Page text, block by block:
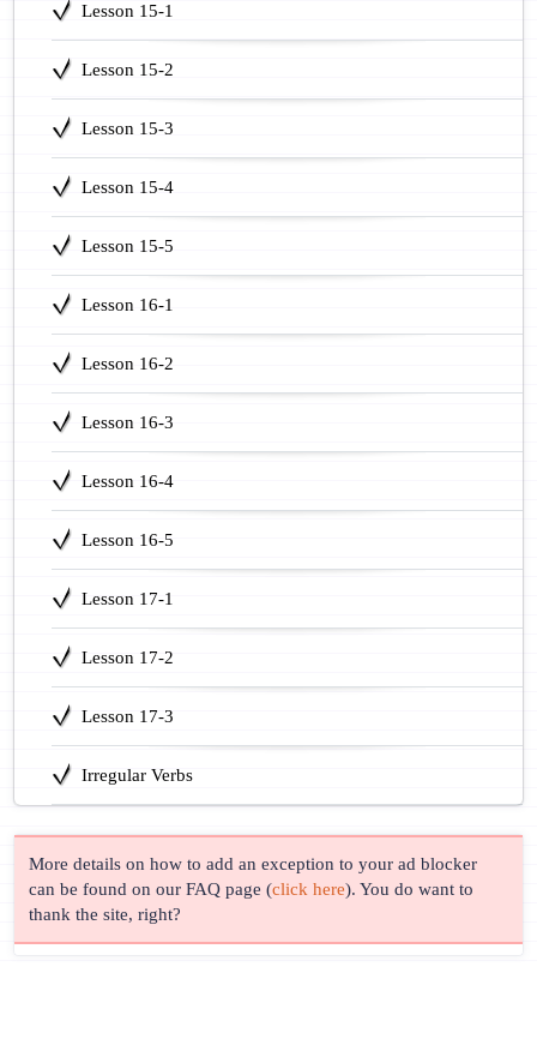
Lesson 15-1
Lesson 15-2
Lesson 15-3
Lesson 15-4
Lesson 15-5
Lesson 16-1
Lesson 16-2
Lesson 16-3
Lesson 16-4
Lesson 16-5
Lesson 17-1
Lesson 17-2
Lesson 17-3
Irregular Verbs
More details on how to add an exception to your ad blocker
can be found on our FAQ page (click here). You do want to
thank the site, right?